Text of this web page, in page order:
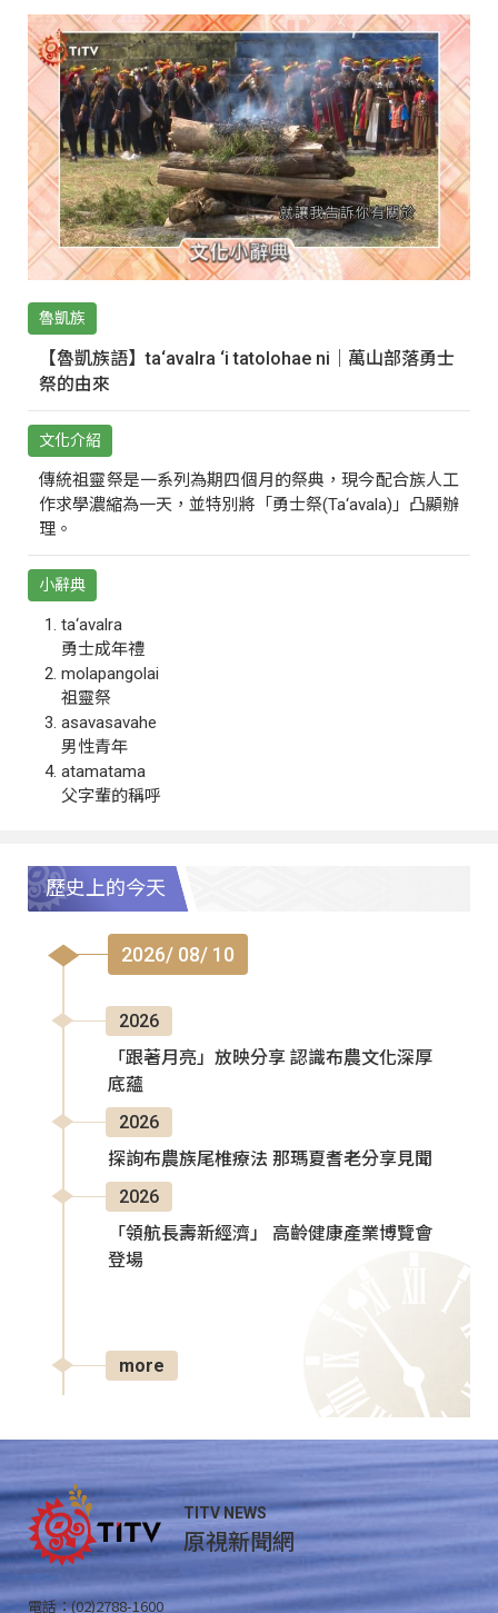
魯凱族
【魯凱族語】ta‘avalra ‘i tatolohae ni｜萬山部落勇士
祭的由來
文化介紹
傳統祖靈祭是一系列為期四個月的祭典，現今配合族人工
作求學濃縮為一天，並特別將「勇士祭(Ta‘avala)」凸顯辦
理。
小辭典
ta‘avalra
勇士成年禮
molapangolai
祖靈祭
asavasavahe
男性青年
atamatama
父字輩的稱呼
歷史上的今天
2026/ 08/ 10
2026
「跟著月亮」放映分享 認識布農文化深厚
底蘊
2026
探詢布農族尾椎療法 那瑪夏耆老分享見聞
2026
「領航長壽新經濟」 高齡健康產業博覽會
登場
more
TITV NEWS
原視新聞網
電話：(02)2788-1600